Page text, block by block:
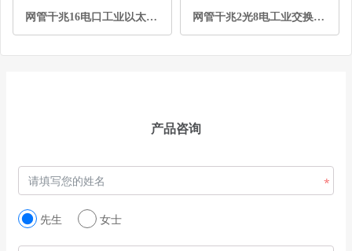
网管千兆16电口工业以太网交换机 网管千兆2光8电工业交换机Light版
产品咨询
先生 女士